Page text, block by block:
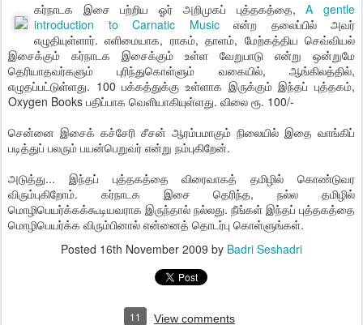
கர்நாடக இசை பற்றிய ஓர் அறிமுகப் புத்தகத்தை,A gentle
introduction to Carnatic Musicஎன்ற தலைப்பில் அவர்
எழுதியுள்ளார். எளிமையாக, ராகம், தாளம், மேற்கத்திய செவ்வியல்
இசைக்கும் கர்நாடக இசைக்கும் உள்ள வேறுபாடு என்று ஒன்றுமே
தெரியாதவர்களும் புரிந்துகொள்ளும் வகையில், ஆங்கிலத்தில்,
எழுதப்பட்டுள்ளது. 100 பக்கத்துக்கு உள்ளாக இருக்கும் இந்தப் புத்தகம்,
Oxygen Books பதிப்பாக வெளியாகியுள்ளது. விலை ரூ. 100/-
சென்னை இசைக் கச்சேரி சீசன் ஆரம்பமாகும் நிலையில் இதை வாங்கிப்
படித்துப் பலரும் பயன்பெறுவர் என்று நம்புகிறேன்.
அடுத்து... இந்தப் புத்தகத்தை விரைவாகத் தமிழில் கொண்டுவர
விரும்புகிறோம். கர்நாடக இசை தெரிந்த, நல்ல தமிழில்
மொழிபெயர்க்கக்கூடியவராக இருந்தால் நல்லது. நீங்கள் இந்தப் புத்தகத்தை
மொழிபெயர்க்க விரும்பினால் என்னைத் தொடர்பு கொள்ளுங்கள்.
Posted 16th November 2009 by Badri Seshadri
11 View comments